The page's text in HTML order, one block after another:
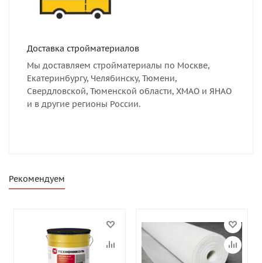
Доставка стройматериалов
Мы доставляем стройматериалы по Москве,
Екатеринбургу, Челябинску, Тюмени,
Свердловской, Тюменской области, ХМАО и ЯНАО
и в другие регионы России.
Рекомендуем